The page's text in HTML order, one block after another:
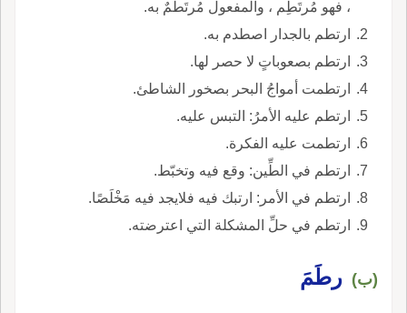
، فهو مُرتَطِم ، والمفعول مُرتَطمٌ به.
ارتطم بالجدار اصطدم به.
ارتطم بصعوباتٍ لا حصر لها.
ارتطمت أمواجُ البحر بصخور الشاطئ.
ارتطم عليه الأمرُ: التبس عليه.
ارتطمت عليه الفكرة.
ارتطم في الطِّين: وقع فيه وتخبّط.
ارتطم في الأمر: ارتبك فيه فلايجد فيه مَخْلَصًا.
ارتطم في حلِّ المشكلة التي اعترضته.
(ب) رطَمَ